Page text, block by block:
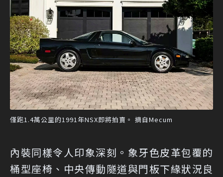
僅跑1.4萬公里的1991年NSX即將拍賣。 摘自Mecum
內裝同樣令人印象深刻。象牙色皮革包覆的
桶型座椅、中央傳動隧道與門板下緣狀況良